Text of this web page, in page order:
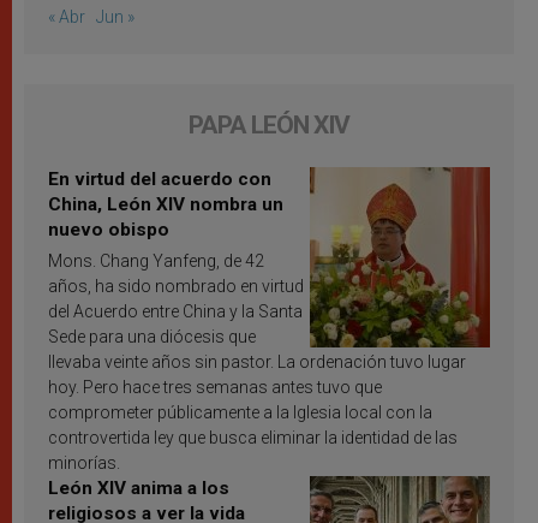
« Abr Jun »
PAPA LEÓN XIV
En virtud del acuerdo con
China, León XIV nombra un
nuevo obispo
Mons. Chang Yanfeng, de 42
años, ha sido nombrado en virtud
del Acuerdo entre China y la Santa
Sede para una diócesis que
llevaba veinte años sin pastor. La ordenación tuvo lugar
hoy. Pero hace tres semanas antes tuvo que
comprometer públicamente a la Iglesia local con la
controvertida ley que busca eliminar la identidad de las
minorías.
León XIV anima a los
religiosos a ver la vida